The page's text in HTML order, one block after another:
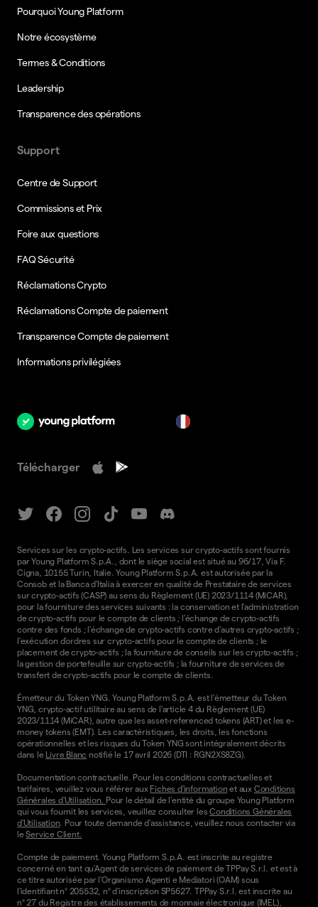
Pourquoi Young Platform
Notre écosystème
Termes & Conditions
Leadership
Transparence des opérations
Support
Centre de Support
Commissions et Prix
Foire aux questions
FAQ Sécurité
Réclamations Crypto
Réclamations Compte de paiement
Transparence Compte de paiement
Informations privilégiées
Télécharger
Services sur les crypto-actifs. Les services sur crypto-actifs sont fournis
par Young Platform S.p.A., dont le siège social est situé au 96/17, Via F.
Cigna, 10155 Turin, Italie. Young Platform S.p.A. est autorisée par la
Consob et la Banca d'Italia à exercer en qualité de Prestataire de services
sur crypto-actifs (CASP) au sens du Règlement (UE) 2023/1114 (MiCAR),
pour la fourniture des services suivants : la conservation et l'administration
de crypto-actifs pour le compte de clients ; l'échange de crypto-actifs
contre des fonds ; l'échange de crypto-actifs contre d'autres crypto-actifs ;
l'exécution d'ordres sur crypto-actifs pour le compte de clients ; le
placement de crypto-actifs ; la fourniture de conseils sur les crypto-actifs ;
la gestion de portefeuille sur crypto-actifs ; la fourniture de services de
transfert de crypto-actifs pour le compte de clients.
Émetteur du Token YNG. Young Platform S.p.A. est l'émetteur du Token
YNG, crypto-actif utilitaire au sens de l'article 4 du Règlement (UE)
2023/1114 (MiCAR), autre que les asset-referenced tokens (ART) et les e-
money tokens (EMT). Les caractéristiques, les droits, les fonctions
opérationnelles et les risques du Token YNG sont intégralement décrits
dans le Livre Blanc notifié le 17 avril 2026 (DTI : RGN2XS8ZG).
Documentation contractuelle. Pour les conditions contractuelles et
tarifaires, veuillez vous référer aux Fiches d'information et aux Conditions
Générales d'Utilisation. Pour le détail de l'entité du groupe Young Platform
qui vous fournit les services, veuillez consulter lesConditions Générales
d'Utilisation . Pour toute demande d'assistance, veuillez nous contacter via
leService Client.
Compte de paiement. Young Platform S.p.A. est inscrite au registre
concerné en tant qu'Agent de services de paiement de TPPay S.r.l. et est à
ce titre autorisée par l'Organismo Agenti e Mediatori (OAM) sous
l'identifiant n° 205532, n° d'inscription SP5627. TPPay S.r.l. est inscrite au
n° 27 du Registre des établissements de monnaie électronique (IMEL),